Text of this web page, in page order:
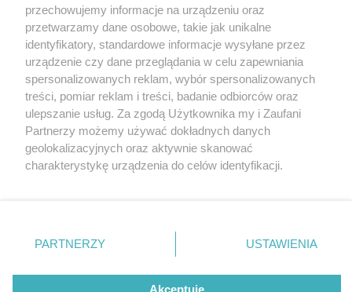
2 / 0
Nie zapomnij
zapoznać się z:
polityką prywatności regulamin korzystania z portali
Twojemiasto
Piekary Śląskie
Chorzów
Tarnowskie Góry
Gliwice
Skontakuj sięz nami
Kontakt
Wydawca
Redakcja
przechowujemy informacje na urządzeniu oraz
przetwarzamy dane osobowe, takie jak unikalne
identyfikatory, standardowe informacje wysyłane przez
urządzenie czy dane przeglądania w celu zapewniania
spersonalizowanych reklam, wybór spersonalizowanych
treści, pomiar reklam i treści, badanie odbiorców oraz
ulepszanie usług. Za zgodą Użytkownika my i Zaufani
Partnerzy możemy używać dokładnych danych
geolokalizacyjnych oraz aktywnie skanować
charakterystykę urządzenia do celów identyfikacji.
zmienić/wycofać klikając przycisk ustawień prywatności
znajdujący się w lewym dolnym rogu strony
rodzaje przetwarzania danych nie wymagają zgody
użytkownika, ale masz prawo sprzeciwić się takiemu
PARTNERZY USTAWIENIA
Akceptuję